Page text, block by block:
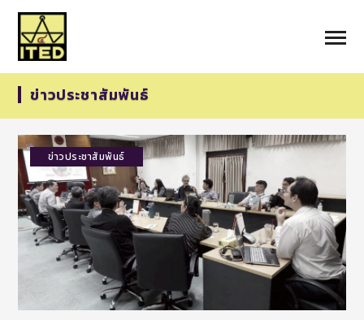
ข่าวประชาสัมพันธ์
ข่าวประชาสัมพันธ์